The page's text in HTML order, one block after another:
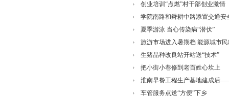
创业培训“点燃”村干部创业激情
学院南路和舜耕中路添置交通
夏季游泳 当心传染病“潜伏”
旅游市场进入暑期档 能源城市
生猪品种改良站开站送“技术”
把小街小巷修到老百姓心坎上
淮南早餐工程生产基地建成后
车管服务点送“方便”下乡